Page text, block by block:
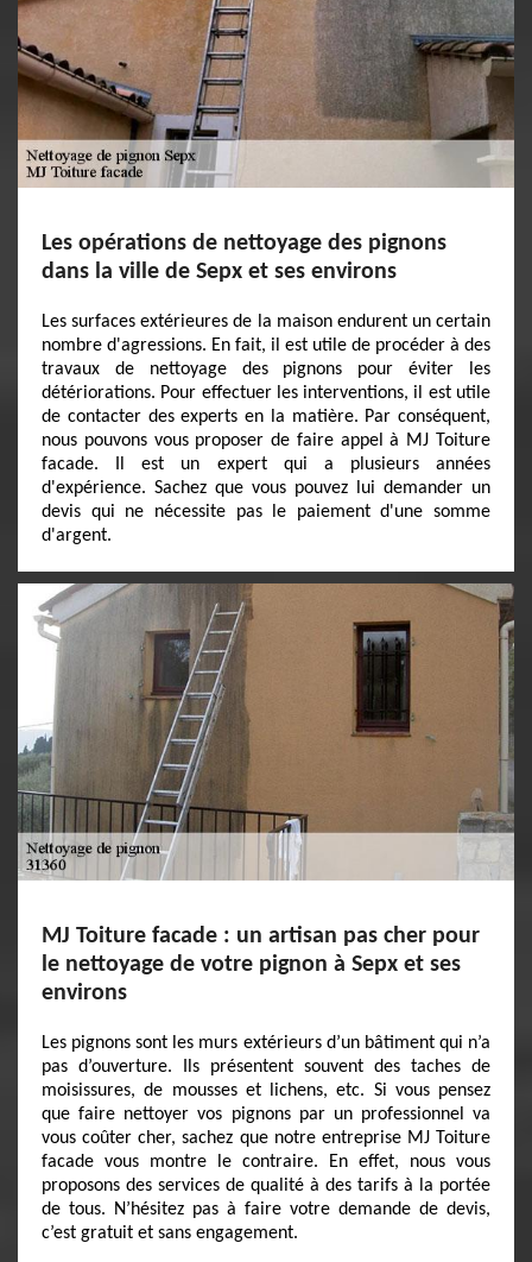
Les opérations de nettoyage des pignons
dans la ville de Sepx et ses environs
Les surfaces extérieures de la maison endurent un certain
nombre d'agressions. En fait, il est utile de procéder à des
travaux de nettoyage des pignons pour éviter les
détériorations. Pour effectuer les interventions, il est utile
de contacter des experts en la matière. Par conséquent,
nous pouvons vous proposer de faire appel à MJ Toiture
facade. Il est un expert qui a plusieurs années
d'expérience. Sachez que vous pouvez lui demander un
devis qui ne nécessite pas le paiement d'une somme
d'argent.
MJ Toiture facade : un artisan pas cher pour
le nettoyage de votre pignon à Sepx et ses
environs
Les pignons sont les murs extérieurs d’un bâtiment qui n’a
pas d’ouverture. Ils présentent souvent des taches de
moisissures, de mousses et lichens, etc. Si vous pensez
que faire nettoyer vos pignons par un professionnel va
vous coûter cher, sachez que notre entreprise MJ Toiture
facade vous montre le contraire. En effet, nous vous
proposons des services de qualité à des tarifs à la portée
de tous. N’hésitez pas à faire votre demande de devis,
c’est gratuit et sans engagement.